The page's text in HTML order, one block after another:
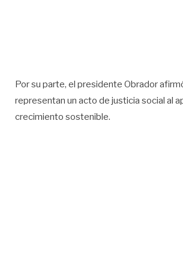
Por su parte, el presidente Obrador
representan un acto de justicia social al
crecimiento sostenible.